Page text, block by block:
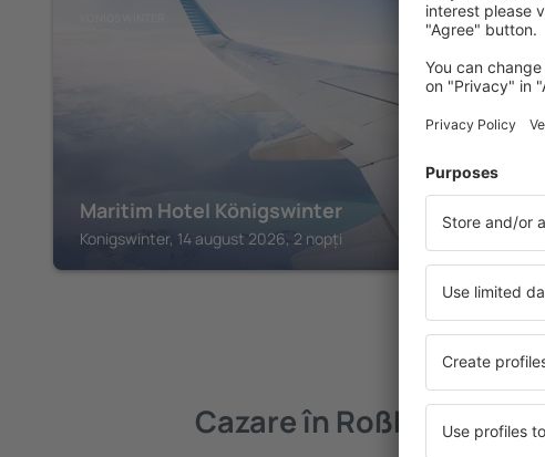
Maritim Hotel Königswinter
Konigswinter, 14 august 2026, 2 nopți
Cazare în Roßbach